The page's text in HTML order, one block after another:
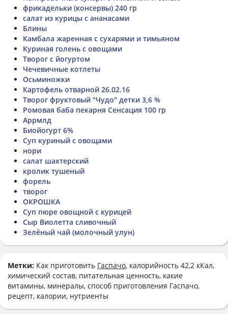
фрикадельки (консервы) 240 гр
салат из курицы с ананасами
Блины
Камбала жаренная с сухарями и тимьяном
Куриная голень с овощами
Творог с йогуртом
Чечевичные котлеты
Осьминожки
Картофель отварной 26.02.16
Творог фруктовый "Чудо" детки 3,6 %
Ромовая баба пекарня Сенсация 100 гр
Аррмлд
Биойогурт 6%
Суп куриный с овощами
нори
салат шахтерский
кролик тушеный
форель
творог
ОКРОШКА
Суп пюре овощной с курицей
Сыр Виолетта сливочный
Зелёный чай (молочный улун)
Метки: Как приготовить Гаспачо, калорийность 42,2 кКал,
химический состав, питательная ценность, какие
витамины, минералы, способ приготовления Гаспачо,
рецепт, калории, нутриенты